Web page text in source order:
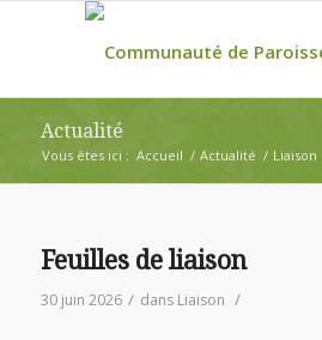
Actualité
Vous êtes ici : Accueil / Actualité / Liaison
Feuilles de liaison
30 juin 2026 / dans Liaison /